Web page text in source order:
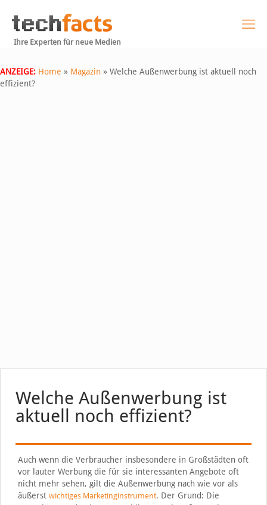
Ihre Experten für neue Medien
ANZEIGE: Home » Magazin » Welche Außenwerbung ist aktuell noch
effizient?
Welche Außenwerbung ist
aktuell noch effizient?
Auch wenn die Verbraucher insbesondere in Großstädten oft
vor lauter Werbung die für sie interessanten Angebote oft
nicht mehr sehen, gilt die Außenwerbung nach wie vor als
äußerst wichtiges Marketinginstrument. Der Grund: Die